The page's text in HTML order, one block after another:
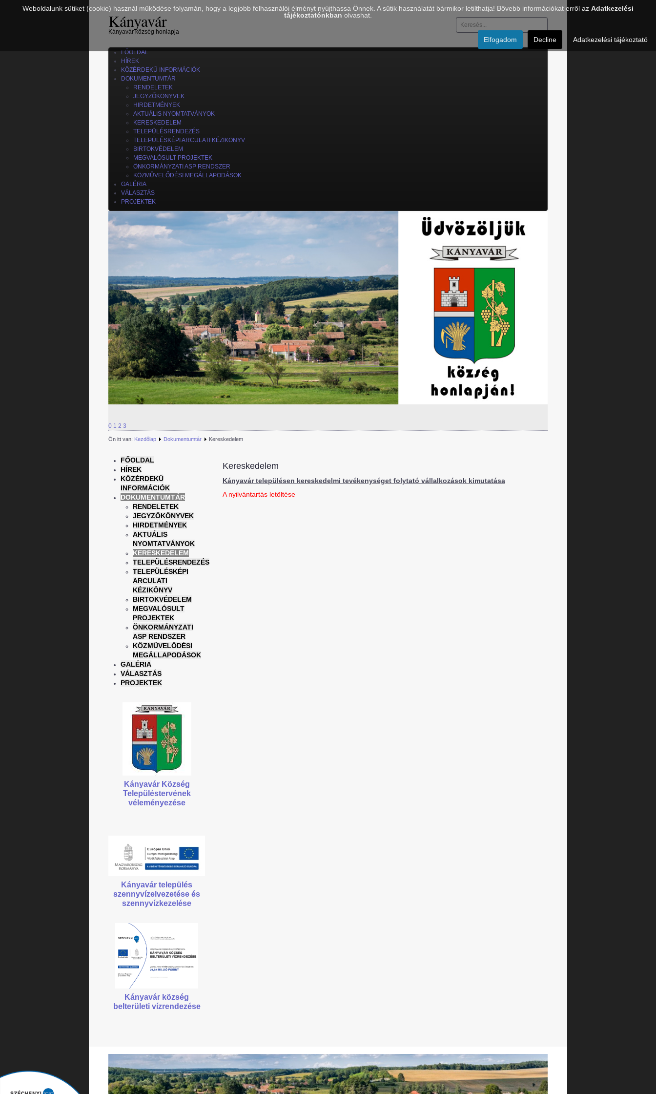
Kányavár
Kányavár község honlapja
Keresés...
FŐOLDAL
HÍREK
KÖZÉRDEKŰ INFORMÁCIÓK
DOKUMENTUMTÁR
RENDELETEK
JEGYZŐKÖNYVEK
HIRDETMÉNYEK
AKTUÁLIS NYOMTATVÁNYOK
KERESKEDELEM
TELEPÜLÉSRENDEZÉS
TELEPÜLÉSKÉPI ARCULATI KÉZIKÖNYV
BIRTOKVÉDELEM
MEGVALÓSULT PROJEKTEK
ÖNKORMÁNYZATI ASP RENDSZER
KÖZMŰVELŐDÉSI MEGÁLLAPODÁSOK
GALÉRIA
VÁLASZTÁS
PROJEKTEK
0 1 2 3
Ön itt van: Kezdőlap Dokumentumtár Kereskedelem
FŐOLDAL
HÍREK
KÖZÉRDEKŰ
INFORMÁCIÓK
DOKUMENTUMTÁR
RENDELETEK
JEGYZŐKÖNYVEK
HIRDETMÉNYEK
AKTUÁLIS
NYOMTATVÁNYOK
KERESKEDELEM
TELEPÜLÉSRENDEZÉS
TELEPÜLÉSKÉPI
ARCULATI
KÉZIKÖNYV
BIRTOKVÉDELEM
MEGVALÓSULT
PROJEKTEK
ÖNKORMÁNYZATI
ASP RENDSZER
KÖZMŰVELŐDÉSI
MEGÁLLAPODÁSOK
GALÉRIA
VÁLASZTÁS
PROJEKTEK
Kányavár Község
Településtervének
véleményezése
Kányavár település
szennyvízelvezetése és
szennyvízkezelése
Kányavár község
belterületi vízrendezése
Kereskedelem
Kányavár településen kereskedelmi tevékenységet folytató vállalkozások kimutatása
A nyilvántartás letöltése
Weboldalunk sütiket (cookie) használ működése folyamán, hogy a legjobb felhasználói élményt nyújthassa Önnek. A sütik használatát bármikor letilthatja! Bővebb információkat erről az Adatkezelési
tájékoztatónkban olvashat.
Elfogadom Decline Adatkezelési tájékoztató